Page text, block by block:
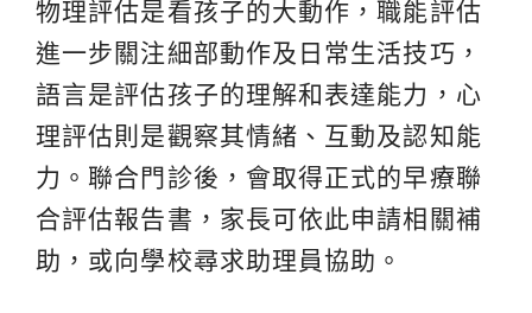
物理評估是看孩子的大動作，職能評估
進一步關注細部動作及日常生活技巧，
語言是評估孩子的理解和表達能力，心
理評估則是觀察其情緒、互動及認知能
力。聯合門診後，會取得正式的早療聯
合評估報告書，家長可依此申請相關補
助，或向學校尋求助理員協助。